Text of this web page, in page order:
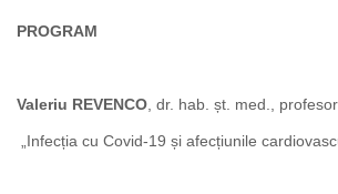
PROGRAM
Valeriu REVENCO , dr. hab. șt. med.,
„Infecția cu Covid-19 și afecțiunile